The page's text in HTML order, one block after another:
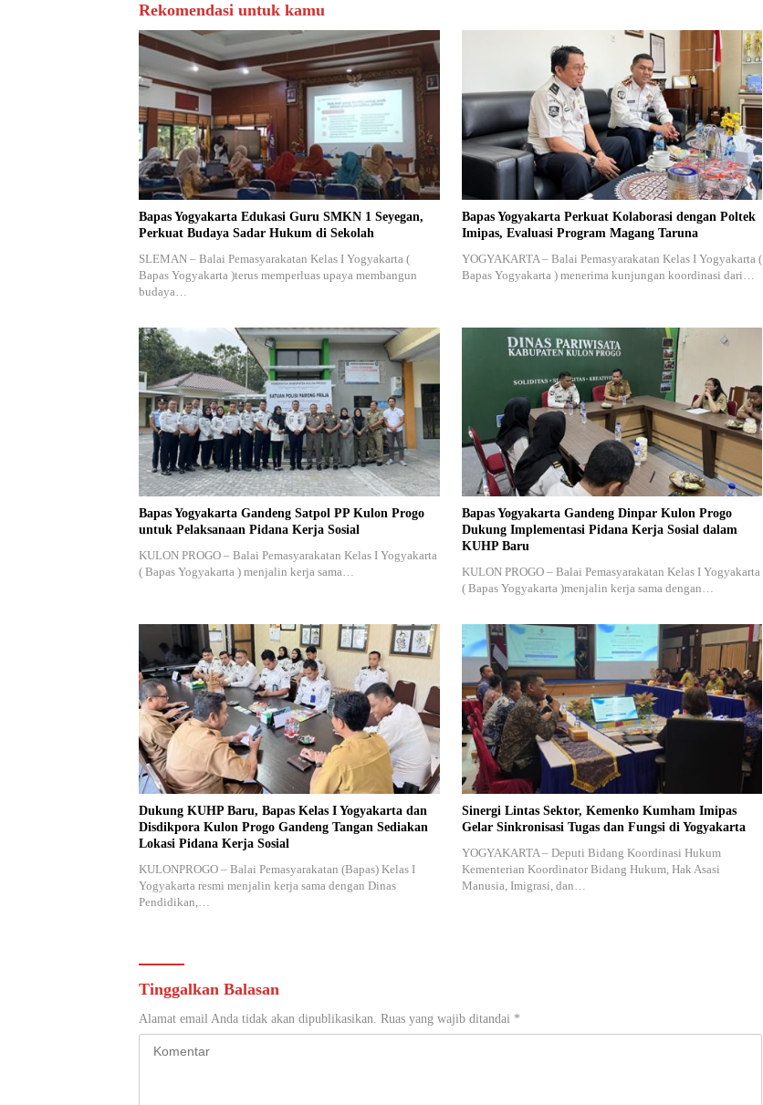
Rekomendasi untuk kamu
Bapas Yogyakarta Edukasi Guru SMKN 1 Seyegan,
Perkuat Budaya Sadar Hukum di Sekolah
SLEMAN – Balai Pemasyarakatan Kelas I Yogyakarta (
Bapas Yogyakarta )terus memperluas upaya membangun
budaya…
Bapas Yogyakarta Perkuat Kolaborasi dengan Poltek
Imipas, Evaluasi Program Magang Taruna
YOGYAKARTA – Balai Pemasyarakatan Kelas I Yogyakarta (
Bapas Yogyakarta ) menerima kunjungan koordinasi dari…
Bapas Yogyakarta Gandeng Satpol PP Kulon Progo
untuk Pelaksanaan Pidana Kerja Sosial
KULON PROGO – Balai Pemasyarakatan Kelas I Yogyakarta
( Bapas Yogyakarta ) menjalin kerja sama…
Bapas Yogyakarta Gandeng Dinpar Kulon Progo
Dukung Implementasi Pidana Kerja Sosial dalam
KUHP Baru
KULON PROGO – Balai Pemasyarakatan Kelas I Yogyakarta
( Bapas Yogyakarta )menjalin kerja sama dengan…
Dukung KUHP Baru, Bapas Kelas I Yogyakarta dan
Disdikpora Kulon Progo Gandeng Tangan Sediakan
Lokasi Pidana Kerja Sosial
KULONPROGO – Balai Pemasyarakatan (Bapas) Kelas I
Yogyakarta resmi menjalin kerja sama dengan Dinas
Pendidikan,…
Sinergi Lintas Sektor, Kemenko Kumham Imipas
Gelar Sinkronisasi Tugas dan Fungsi di Yogyakarta
YOGYAKARTA – Deputi Bidang Koordinasi Hukum
Kementerian Koordinator Bidang Hukum, Hak Asasi
Manusia, Imigrasi, dan…
Tinggalkan Balasan
Alamat email Anda tidak akan dipublikasikan. Ruas yang wajib ditandai *